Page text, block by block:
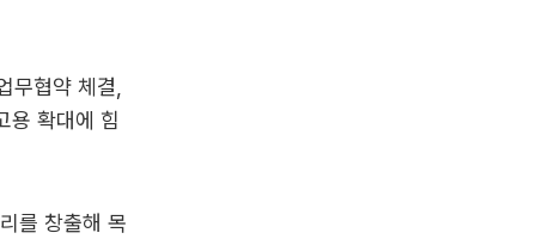
무협약 체결,
용 확대에 힘
를 창출해 목